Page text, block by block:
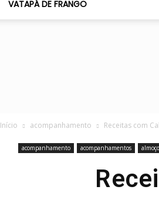
VATAPÁ DE FRANGO
Início acompanhamento Receitas com
acompanhamento acompanhamentos almoço